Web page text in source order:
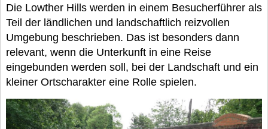
Die Lowther Hills werden in einem Besucherführer als
Teil der ländlichen und landschaftlich reizvollen
Umgebung beschrieben. Das ist besonders dann
relevant, wenn die Unterkunft in eine Reise
eingebunden werden soll, bei der Landschaft und ein
kleiner Ortscharakter eine Rolle spielen.